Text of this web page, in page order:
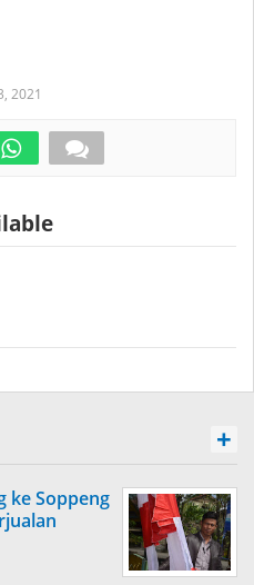
2021
+
ke Soppeng